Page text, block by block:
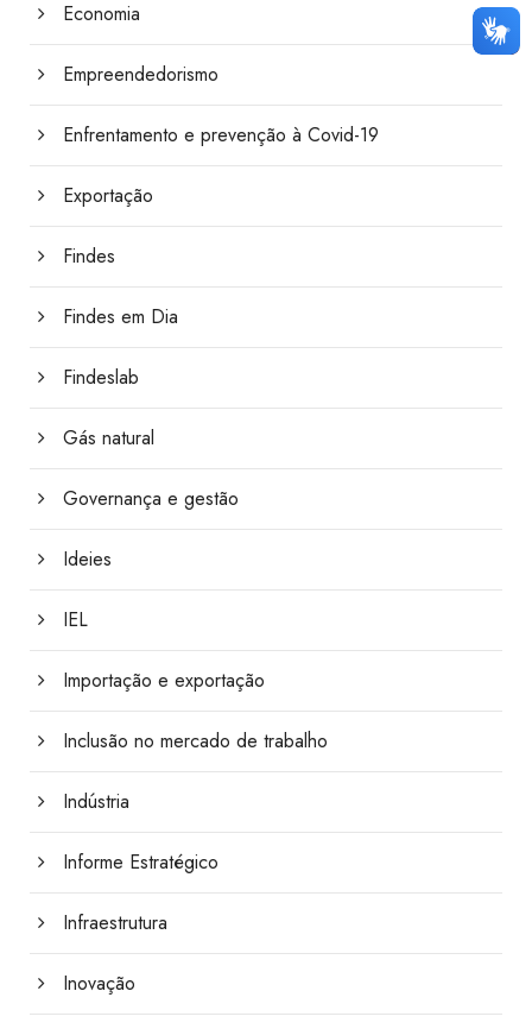
Economia
Empreendedorismo
Enfrentamento e prevenção à Covid-19
Exportação
Findes
Findes em Dia
Findeslab
Gás natural
Governança e gestão
Ideies
IEL
Importação e exportação
Inclusão no mercado de trabalho
Indústria
Informe Estratégico
Infraestrutura
Inovação